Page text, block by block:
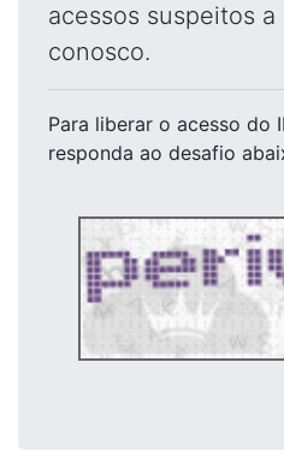
acessos suspeitos
conosco.
Para liberar o acesso do
responda ao desafio